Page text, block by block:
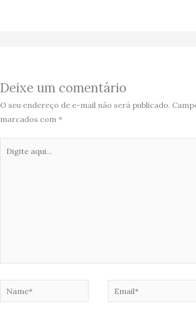
Deixe um comentário
O seu endereço de e-mail não será publicado.
marcados com *
aqui...
Name* Email*